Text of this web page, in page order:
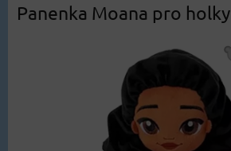
Panenka Moana pro holky